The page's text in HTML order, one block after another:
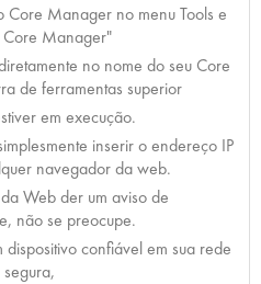
Core Manager no menu Tools e
Manager"
no nome do seu Core
de ferramentas superior
em execução.
inserir o endereço IP
navegador da web.
Web der um aviso de
não se preocupe.
dispositivo confiável em sua rede